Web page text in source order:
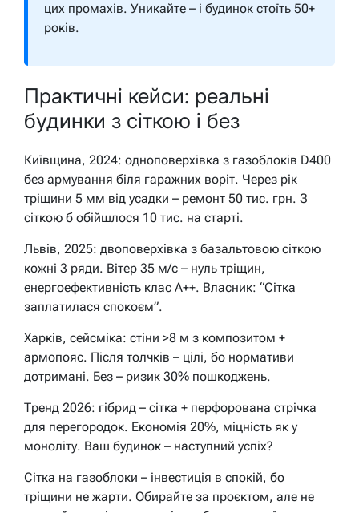
цих промахів. Уникайте – і будинок стоїть 50+
років.
Практичні кейси: реальні
будинки з сіткою і без
Київщина, 2024: одноповерхівка з газоблоків D400
без армування біля гаражних воріт. Через рік
тріщини 5 мм від усадки – ремонт 50 тис. грн. З
сіткою б обійшлося 10 тис. на старті.
Львів, 2025: двоповерхівка з базальтовою сіткою
кожні 3 ряди. Вітер 35 м/с – нуль тріщин,
енергоефективність клас A++. Власник: “Сітка
заплатилася спокоєм”.
Харків, сейсміка: стіни >8 м з композитом +
армопояс. Після толчків – цілі, бо нормативи
дотримані. Без – ризик 30% пошкоджень.
Тренд 2026: гібрид – сітка + перфорована стрічка
для перегородок. Економія 20%, міцність як у
моноліту. Ваш будинок – наступний успіх?
Сітка на газоблоки – інвестиція в спокій, бо
тріщини не жарти. Обирайте за проєктом, але не